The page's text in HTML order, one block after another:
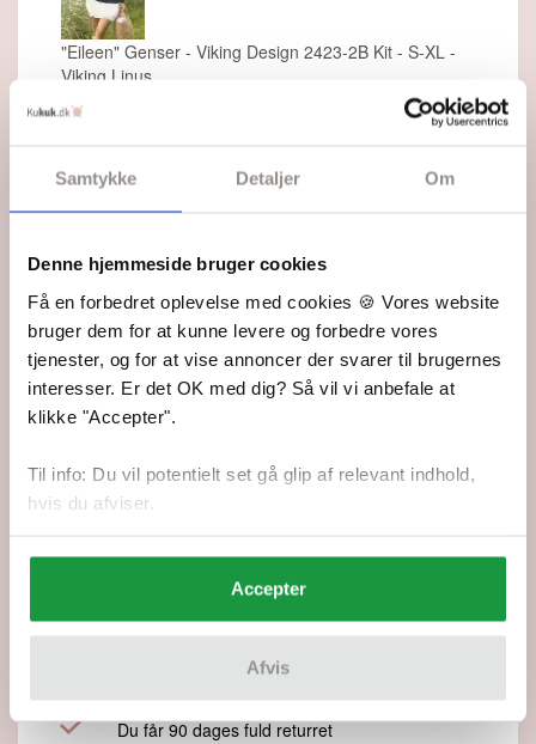
Samtykke Detaljer Om
Denne hjemmeside bruger cookies
Få en forbedret oplevelse med cookies 🍪 Vores website
bruger dem for at kunne levere og forbedre vores
tjenester, og for at vise annoncer der svarer til brugernes
interesser. Er det OK med dig? Så vil vi anbefale at
klikke "Accepter".
Til info: Du vil potentielt set gå glip af relevant indhold,
hvis du afviser.
Accepter
Afvis
"Eileen" Genser - Viking Design 2423-2B Kit - S-XL -
Viking Linus
Din pris: 39,95 kr.
Tilføj strikkekit til kurven
Dansk oversættelse er vedlagt.
Tilføj kun opskriften
69,00 kr.
Ønsker du kun opskriften, koster den separat 69,00 kr.
og sendes som PDF.
Fremragende 5 ud af 5 stjerner
Fragt fra 45,-
1-2 dages levering
Du kan altid følge din pakke
Prisgaranti
Du får altid de bedste priser på samtlige varer
Udvidet fortrydelsesret
Du får 90 dages fuld returret